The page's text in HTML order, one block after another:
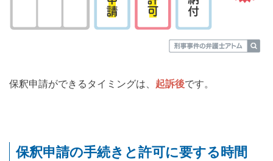
保釈申請ができるタイミングは、 起訴後です。
保釈申請の手続きと許可に要する時間